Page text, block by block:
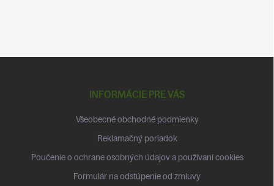
INFORMÁCIE PRE VÁS
Všeobecné obchodné podmienky
Reklamačný poriadok
Poučenie o ochrane osobných údajov a používaní cookies
Formulár na odstúpenie od zmluvy